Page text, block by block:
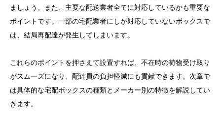
ましょう。また、主要な配送業者全てに対応しているかも重要な
ポイントです。一部の宅配業者にしか対応していないボックスで
は、結局再配達が発生してしまいます。
これらのポイントを押さえて設置すれば、不在時の荷物受け取り
がスムーズになり、配達員の負担軽減にも貢献できます。次章で
は具体的な宅配ボックスの種類とメーカー別の特徴を解説してい
きます。